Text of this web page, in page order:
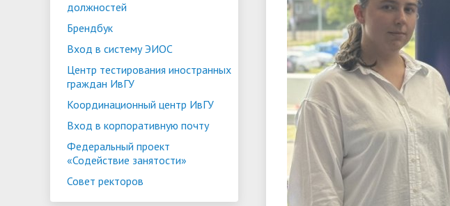
должностей
Брендбук
Вход в систему ЭИОС
Центр тестирования иностранных
граждан ИвГУ
Координационный центр ИвГУ
Вход в корпоративную почту
Федеральный проект
«Содействие занятости»
Совет ректоров